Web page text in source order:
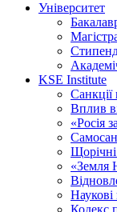
Університет
KSE Institute
Санкції
Вплив
«Росія
Щорічні
«Земля
Наукові
Кодекс